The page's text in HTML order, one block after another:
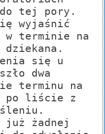
tej pory.
wyjaśnić
w terminie na
dziekana.
się u
dwa
terminu na
po liście z
już żadnej